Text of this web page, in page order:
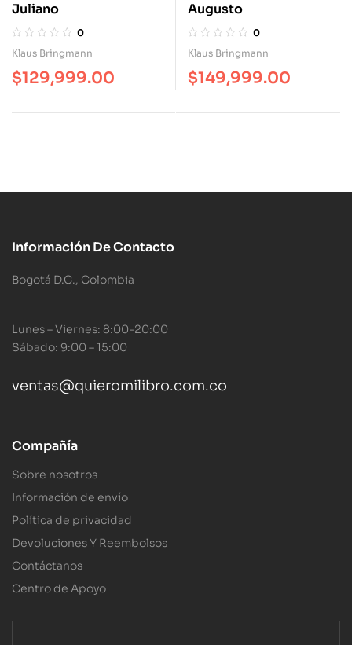
Juliano
0
Klaus Bringmann
$129,999.00
Augusto
0
Klaus Bringmann
$149,999.00
Información De Contacto
Bogotá D.C., Colombia
Lunes – Viernes: 8:00-20:00
Sábado: 9:00 – 15:00
ventas@quieromilibro.com.co
Compañía
Sobre nosotros
Información de envío
Política de privacidad
Devoluciones Y Reembolsos
Contáctanos
Centro de Apoyo